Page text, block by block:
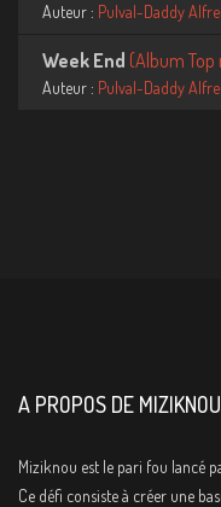
Auteur : Pulval-Daddy
Week End (Album Top
Auteur : Pulval-Daddy
A PROPOS DE MIZIKNOU
Miziknou est le pari fou lancé
Ce défi consiste à créer une